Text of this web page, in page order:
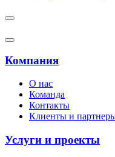
Компания
О нас
Команда
Контакты
Клиенты и
Услуги и проекты